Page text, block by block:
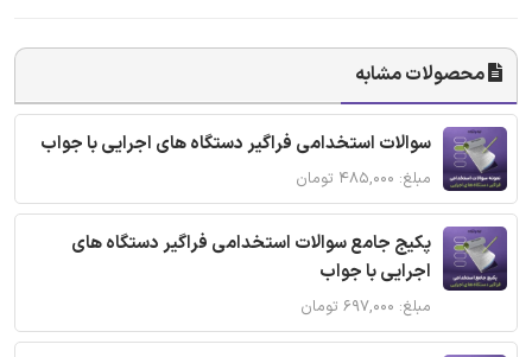
محصولات مشابه
سوالات استخدامی فراگیر دستگاه های اجرایی با جواب
مبلغ: ۴۸۵,۰۰۰ تومان
پکیج جامع سوالات استخدامی فراگیر دستگاه های
اجرایی با جواب
مبلغ: ۶۹۷,۰۰۰ تومان